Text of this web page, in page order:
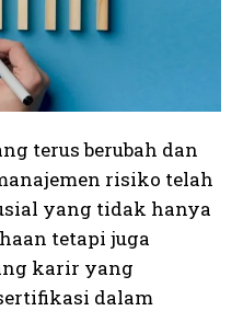
terus berubah dan
risiko telah
yang tidak hanya
tetapi juga
karir yang
dalam